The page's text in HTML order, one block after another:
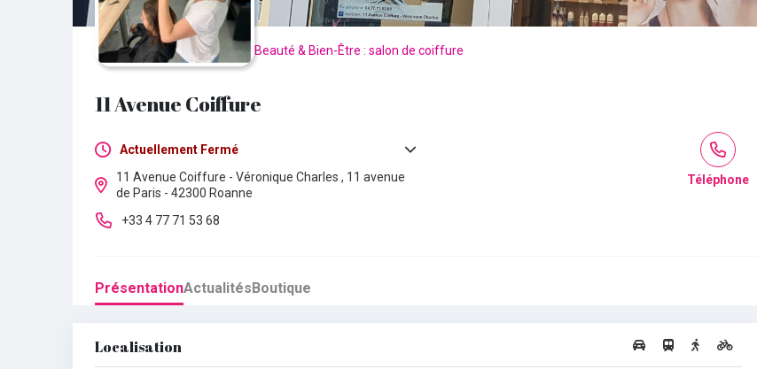
Beauté & Bien-Être : salon de coiffure
11 Avenue Coiffure
Actuellement Fermé
Lundi : Fermé
Mardi : Fermé
Jeudi : 09h00 - 18h00
11 Avenue Coiffure - Véronique Charles , 11 avenue
de Paris - 42300 Roanne
+33 4 77 71 53 68
Téléphone
PrésentationActualitésBoutique
Localisation